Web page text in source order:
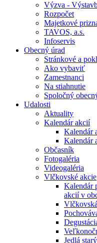
Výzva -
Rozpočet
Majetkové
TAVOS, a.s.
Infoservis
Obecný úrad
Stránkové a
Ako vybaviť
Zamestnanci
Na stiahnutie
Spoločný
Udalosti
Aktuality
Kalendár akcií
Kalendár
Kalendár
Občasník
Fotogaléria
Videogaléria
Vlčkovské akcie
Kalendár
akcií v
Jedlá